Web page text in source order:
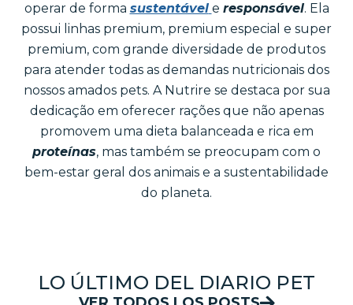
operar de forma sustentável e responsável. Ela
possui linhas premium, premium especial e super
premium, com grande diversidade de produtos
para atender todas as demandas nutricionais dos
nossos amados pets. A Nutrire se destaca por sua
dedicação em oferecer rações que não apenas
promovem uma dieta balanceada e rica em
proteínas, mas também se preocupam com o
bem-estar geral dos animais e a sustentabilidade
do planeta.
LO ÚLTIMO DEL DIARIO PET